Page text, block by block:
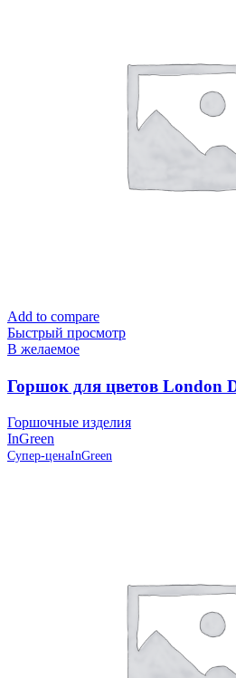
Add to compare
Быстрый просмотр
В желаемое
Горшок для цветов London
Горшочные изделия
InGreen
Супер-ценаInGreen